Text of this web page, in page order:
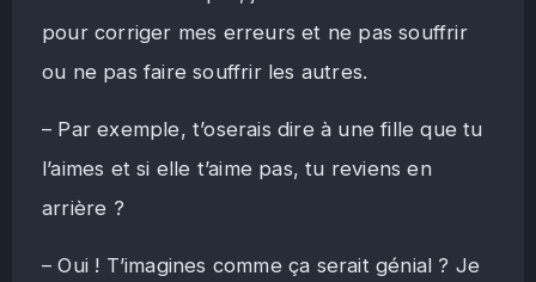
pour corriger mes erreurs et ne pas souffrir
ou ne pas faire souffrir les autres.
– Par exemple, t’oserais dire à une fille que tu
l’aimes et si elle t’aime pas, tu reviens en
arrière ?
– Oui ! T’imagines comme ça serait génial ? Je